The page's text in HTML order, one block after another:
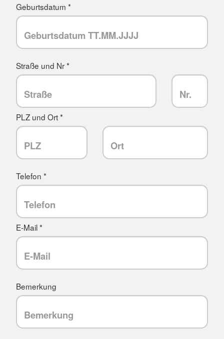
Geburtsdatum *
Straße und Nr *
PLZ und Ort *
Telefon *
E-Mail *
Bemerkung